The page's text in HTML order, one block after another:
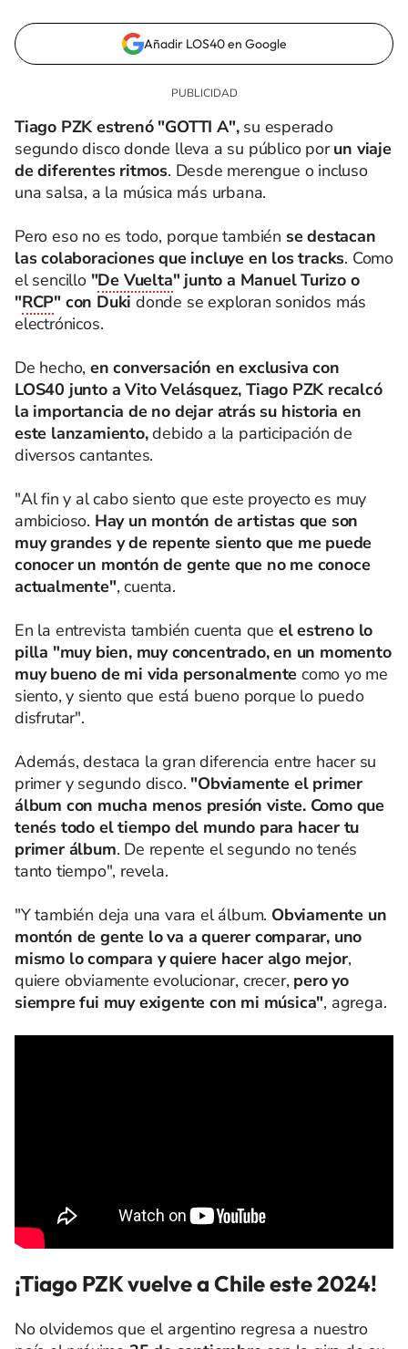
Añadir LOS40 en Google
Tiago PZK estrenó "GOTTI A",su esperado
segundo disco donde lleva a su público porun viaje
de diferentes ritmos. Desde merengue o incluso
una salsa, a la música más urbana.
Pero eso no es todo, porque también se destacan
las colaboraciones que incluye en los tracks. Como
el sencillo "De Vuelta" junto a Manuel Turizo o
"RCP" con Duki donde se exploran sonidos más
electrónicos.
De hecho, en conversación en exclusiva con
LOS40 junto a Vito Velásquez, Tiago PZK recalcó
la importancia de no dejar atrás su historia en
este lanzamiento,debido a la participación de
diversos cantantes.
"Al fin y al cabo siento que este proyecto es muy
ambicioso. Hay un montón de artistas que son
muy grandes y de repente siento que me puede
conocer un montón de gente que no me conoce
actualmente", cuenta.
En la entrevista también cuenta que el estreno lo
pilla "muy bien, muy concentrado, en un momento
muy bueno de mi vida personalmente como yo me
siento, y siento que está bueno porque lo puedo
disfrutar".
Además, destaca la gran diferencia entre hacer su
primer y segundo disco. "Obviamente el primer
álbum con mucha menos presión viste. Como que
tenés todo el tiempo del mundo para hacer tu
primer álbum. De repente el segundo no tenés
tanto tiempo", revela.
"Y también deja una vara el álbum. Obviamente un
montón de gente lo va a querer comparar, uno
mismo lo compara y quiere hacer algo mejor,
quiere obviamente evolucionar, crecer, pero yo
siempre fui muy exigente con mi música", agrega.
¡Tiago PZK vuelve a Chile este 2024!
No olvidemos que el argentino regresa a nuestro